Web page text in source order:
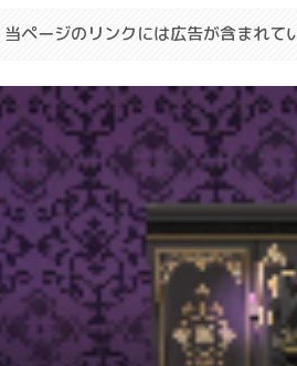
当ページのリンクには広告が含まれて